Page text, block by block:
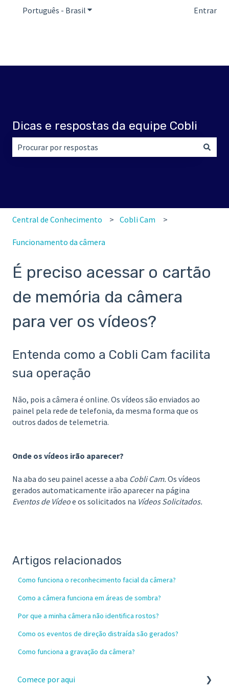
Português - Brasil Mostrar submenu para traduçõesEntrar
Dicas e respostas da equipe Cobli
Central de Conhecimento Cobli Cam
Funcionamento da câmera
É preciso acessar o cartão
de memória da câmera
para ver os vídeos?
Entenda como a Cobli Cam facilita
sua operação
Não, pois a câmera é online. Os vídeos são enviados ao
painel pela rede de telefonia, da mesma forma que os
outros dados de telemetria.
Onde os vídeos irão aparecer?
Na aba do seu painel acesse a aba Cobli Cam. Os vídeos
gerados automaticamente irão aparecer na página
Eventos de Vídeoe os solicitados na Vídeos Solicitados.
Artigos relacionados
Como funciona o reconhecimento facial da câmera?
Como a câmera funciona em áreas de sombra?
Por que a minha câmera não identifica rostos?
Como os eventos de direção distraída são gerados?
Como funciona a gravação da câmera?
Comece por aqui